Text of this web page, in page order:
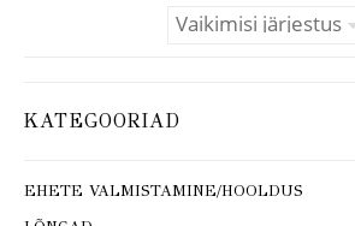
KATEGOORIAD
EHETE VALMISTAMINE/HOOLDUS